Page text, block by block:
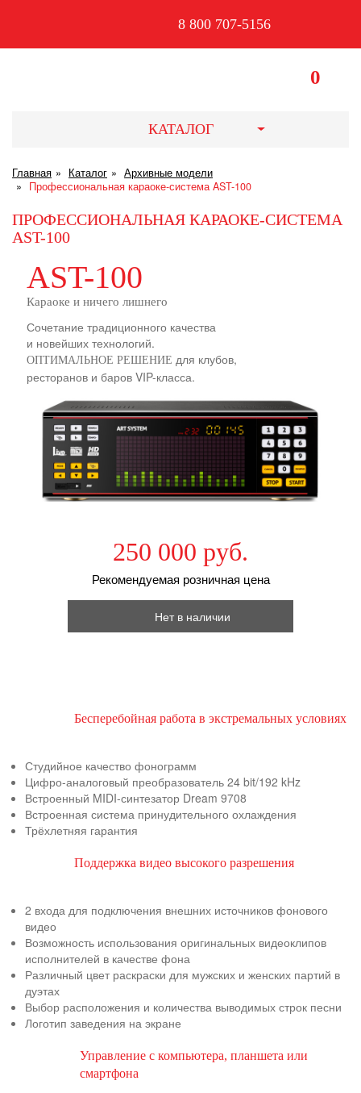
8 800 707-5156
0
КАТАЛОГ
Главная Каталог
Архивные модели
Профессиональная караоке-система AST-100
ПРОФЕССИОНАЛЬНАЯ КАРАОКЕ-СИСТЕМА
AST-100
Сочетание традиционного качества
и новейших технологий.
ОПТИМАЛЬНОЕ РЕШЕНИЕ для клубов,
ресторанов и баров VIP-класса.
AST-100
Караоке и ничего лишнего
250 000 руб.
Рекомендуемая розничная цена
Нет в наличии
Бесперебойная работа в экстремальных условиях
Студийное качество фонограмм
Цифро-аналоговый преобразователь 24 bit/192 kHz
Встроенный MIDI-синтезатор Dream 9708
Встроенная система принудительного охлаждения
Трёхлетняя гарантия
Поддержка видео высокого разрешения
2 входа для подключения внешних источников фонового
видео
Возможность использования оригинальных видеоклипов
исполнителей в качестве фона
Различный цвет раскраски для мужских и женских партий в
дуэтах
Выбор расположения и количества выводимых строк песни
Логотип заведения на экране
Управление с компьютера, планшета или
смартфона